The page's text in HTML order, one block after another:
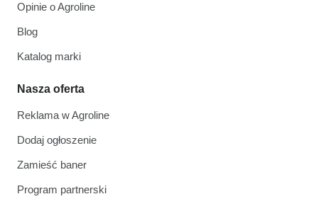
Opinie o Agroline
Blog
Katalog marki
Nasza oferta
Reklama w Agroline
Dodaj ogłoszenie
Zamieść baner
Program partnerski